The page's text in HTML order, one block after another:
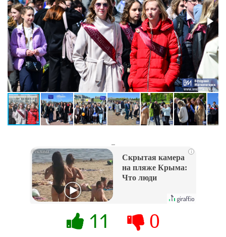
i
Скрытая камера
на пляже Крыма:
Что люди
их не видят...
11 0